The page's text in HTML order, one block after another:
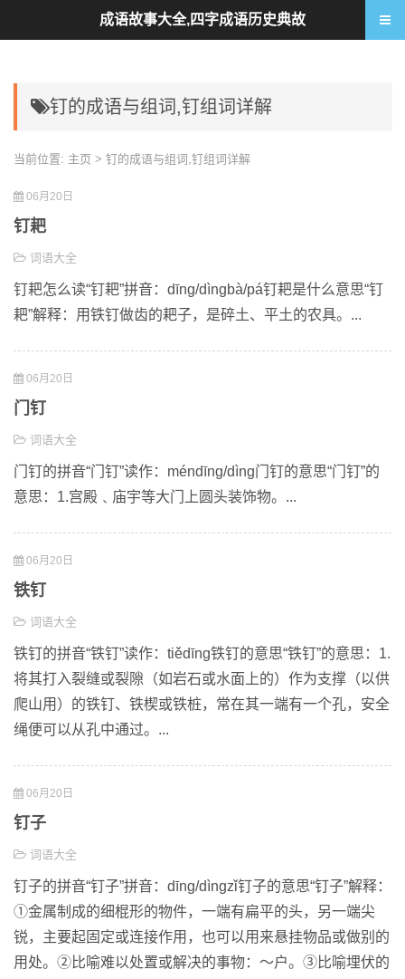
钉的成语与组词,钉组词详解
当前位置: 主页 > 钉的成语与组词,钉组词详解
06月20日
钉耙
词语大全
钉耙怎么读“钉耙”拼音：dīng/dìngbà/pá钉耙是什么意思“钉
耙”解释：用铁钉做齿的耙子，是碎土、平土的农具。...
06月20日
门钉
词语大全
门钉的拼音“门钉”读作：méndīng/dìng门钉的意思“门钉”的
意思：1.宫殿﹑庙宇等大门上圆头装饰物。...
06月20日
铁钉
词语大全
铁钉的拼音“铁钉”读作：tiědīng铁钉的意思“铁钉”的意思：1.
将其打入裂缝或裂隙（如岩石或水面上的）作为支撑（以供
爬山用）的铁钉、铁楔或铁桩，常在其一端有一个孔，安全
绳便可以从孔中通过。...
06月20日
钉子
词语大全
钉子的拼音“钉子”拼音：dīng/dìngzǐ钉子的意思“钉子”解释：
①金属制成的细棍形的物件，一端有扁平的头，另一端尖
锐，主要起固定或连接作用，也可以用来悬挂物品或做别的
用处。②比喻难以处置或解决的事物：～户。③比喻埋伏的
成语故事大全,四字成语历史典故